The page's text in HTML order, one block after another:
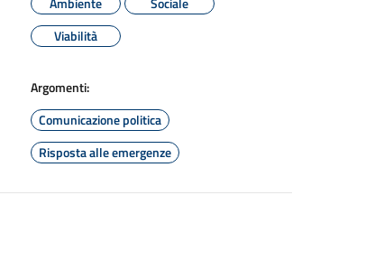
Viabilità
Argomenti:
Comunicazione politica
Risposta alle emergenze